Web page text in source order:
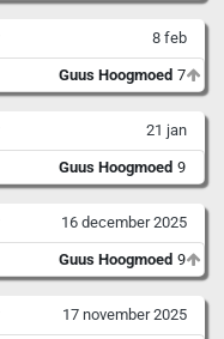
8 feb
Guus Hoogmoed 7
21 jan
Guus Hoogmoed 9
16 december 2025
Guus Hoogmoed 9
17 november 2025